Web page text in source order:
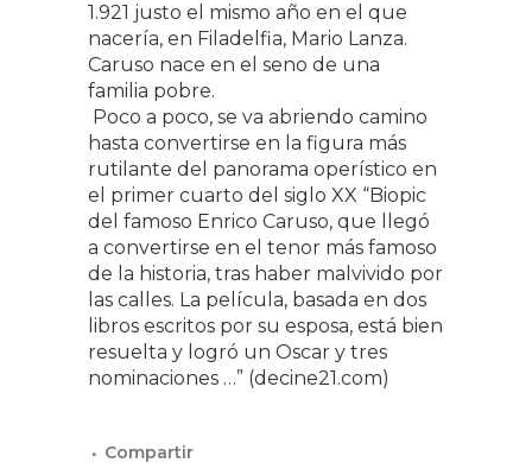
1.921 justo el mismo año en el que
nacería, en Filadelfia, Mario Lanza.
Caruso nace en el seno de una
familia pobre.
Poco a poco, se va abriendo camino
hasta convertirse en la figura más
rutilante del panorama operístico en
el primer cuarto del siglo XX “Biopic
del famoso Enrico Caruso, que llegó
a convertirse en el tenor más famoso
de la historia, tras haber malvivido por
las calles. La película, basada en dos
libros escritos por su esposa, está bien
resuelta y logró un Oscar y tres
nominaciones …” (decine21.com)